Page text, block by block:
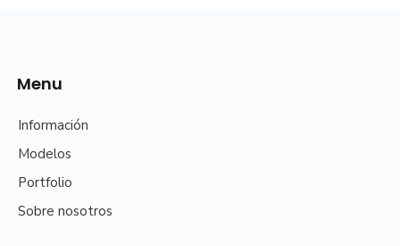
Menu
Información
Modelos
Portfolio
Sobre nosotros